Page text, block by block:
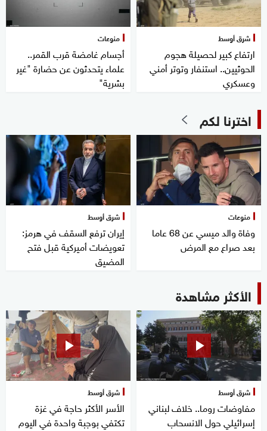
شرق أوسط
ارتفاع كبير لحصيلة هجوم
الحوثيين.. استنفار وتوتر أمني
وعسكري
منوعات
أجسام غامضة قرب القمر..
علماء يتحدثون عن حضارة "غير
بشرية"
اخترنا لكم
منوعات
وفاة والد ميسي عن 68 عاما
بعد صراع مع المرض
شرق أوسط
إيران ترفع السقف في هرمز:
تعويضات أميركية قبل فتح
المضيق
الأكثر مشاهدة
شرق أوسط
مفاوضات روما.. خلاف لبناني
إسرائيلي حول الانسحاب
شرق أوسط
الأسر الأكثر حاجة في غزة
تكتفي بوجبة واحدة في اليوم